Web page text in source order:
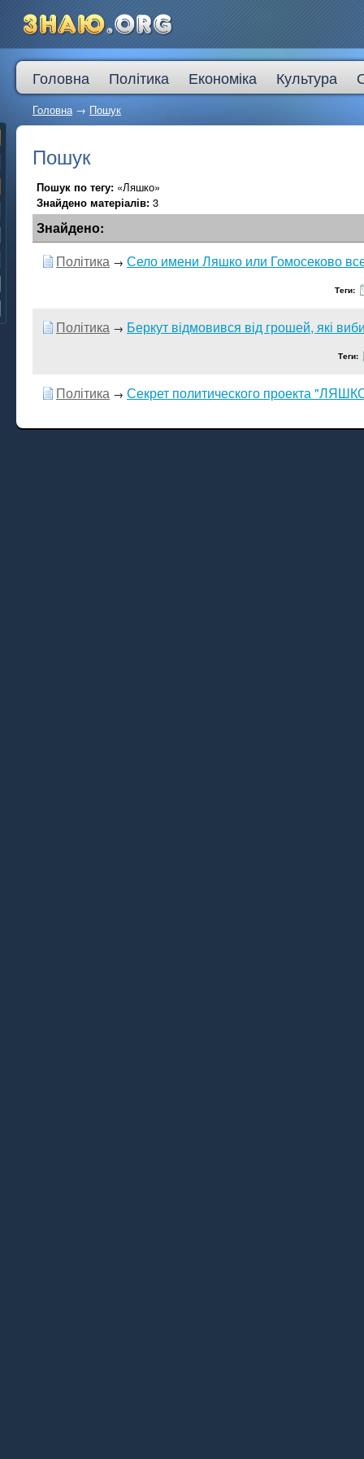
Головна Політика Економіка Культура
Головна→ Пошук
Пошук
Пошук по тегу: «Ляшко»
Знайдено матеріалів: 3
Знайдено:
Політика → Село имени Ляшко или Гомосеково
Теги:
Політика → Беркут відмовився від грошей, які
Теги:
Політика → Секрет политического проекта